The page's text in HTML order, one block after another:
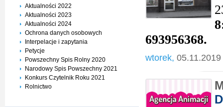
Aktualności 2022
Aktualności 2023
Aktualności 2024
Ochrona danych osobowych
Interpelacje i zapytania
Petycje
Powszechny Spis Rolny 2020
Narodowy Spis Powszechny 2021
Konkurs Czytelnik Roku 2021
Rolnictwo
693956368.
wtorek,